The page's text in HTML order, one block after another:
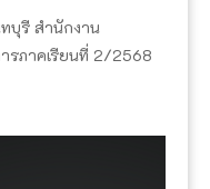
บุรี สำนักงาน
รภาคเรียนที่ 2/2568